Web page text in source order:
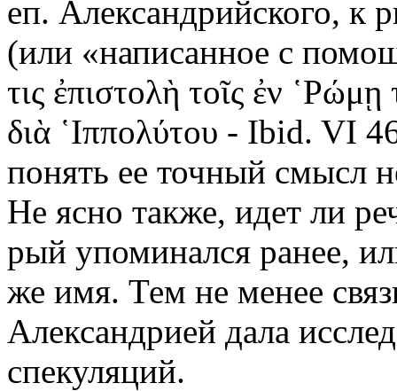
еп. Александрийского, к
(или «написанное с
τις ἐπιστολὴ τοῖς ἐν
διὰ ῾Ιππολύτου - Ibid. VI
понять ее точный смысл
Не ясно также, идет ли
рый упоминался ранее,
же имя. Тем не менее
Александрией дала
спекуляций.